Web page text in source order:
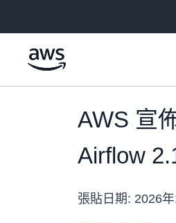
AWS 宣
Airflow
張貼日期: 2026